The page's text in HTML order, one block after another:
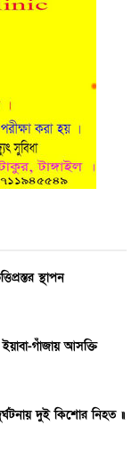
স্থাপন
গাঁজায় আসক্তি
দুই কিশোর নিহত ॥